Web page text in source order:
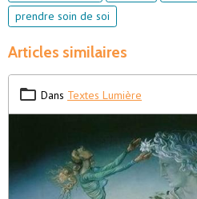
prendre soin de soi
Articles similaires
Dans Textes Lumière